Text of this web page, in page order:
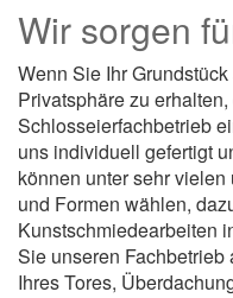
Wir sorgen
Wenn Sie Ihr
Privatsphäre zu
Schlosseierfachbetrieb
uns individuell gefertigt
können unter sehr
und Formen wählen,
Kunstschmiedearbeiten
Sie unseren Fachbetrieb
Ihres Tores,